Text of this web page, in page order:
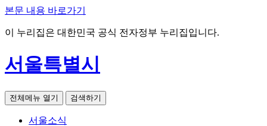
본문 내용 바로가기
이 누리집은 대한민국 공식 전자정부 누리집입니다.
서울특별시
전체메뉴 열기 검색하기
서울소식